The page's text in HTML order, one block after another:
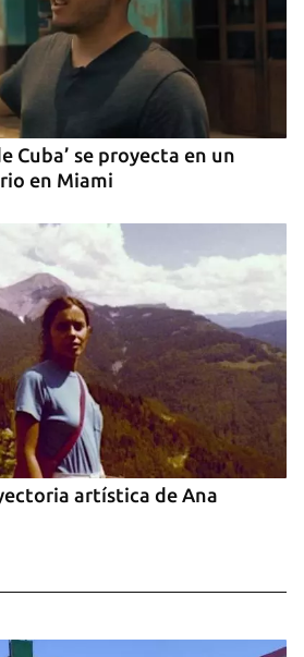
Cuba’ se proyecta en un
en Miami
artística de Ana